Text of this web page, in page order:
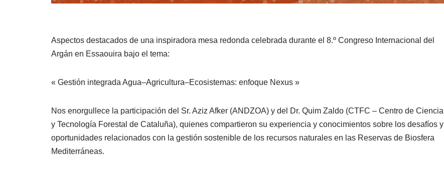
Aspectos destacados de una inspiradora mesa redonda celebrada durante el 8.º Congreso Internacional del
Argán en Essaouira bajo el tema:
« Gestión integrada Agua–Agricultura–Ecosistemas: enfoque Nexus »
Nos enorgullece la participación del Sr. Aziz Afker (ANDZOA) y del Dr. Quim Zaldo (CTFC – Centro de Ciencia
y Tecnología Forestal de Cataluña), quienes compartieron su experiencia y conocimientos sobre los desafíos y
oportunidades relacionados con la gestión sostenible de los recursos naturales en las Reservas de Biosfera
Mediterráneas.